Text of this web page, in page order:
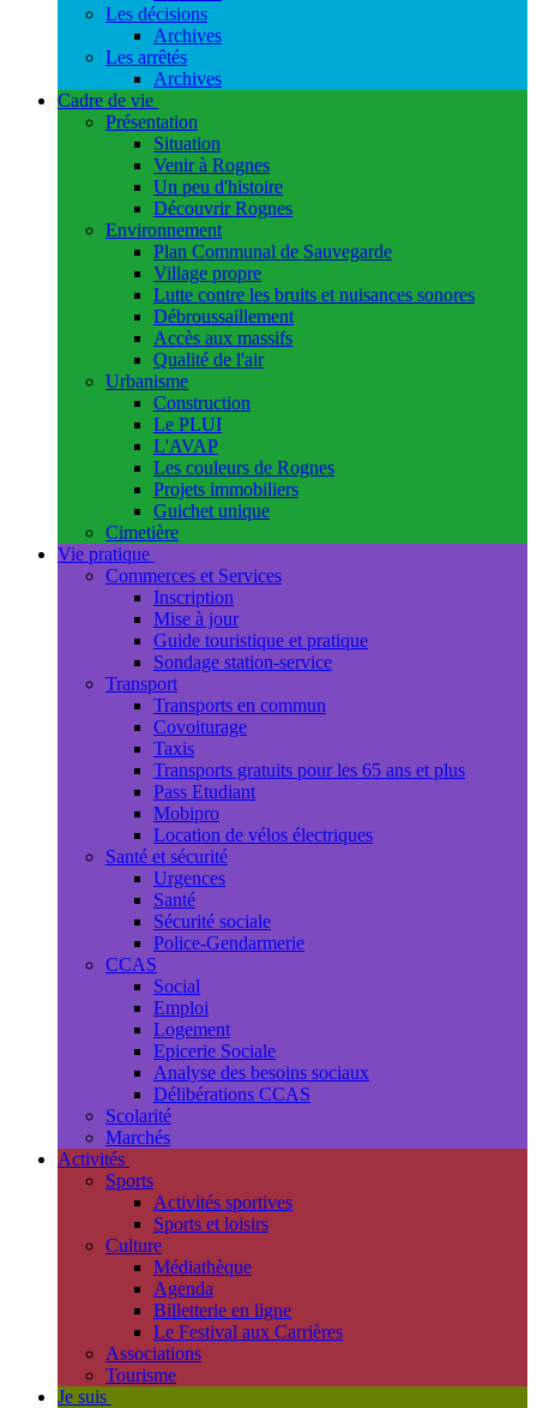
Les décisions
Archives
Les arrêtés
Archives
Cadre de vie
Présentation
Situation
Venir à Rognes
Un peu d'histoire
Découvrir Rognes
Environnement
Plan Communal de Sauvegarde
Village propre
Lutte contre les bruits et nuisances sonores
Débroussaillement
Accès aux massifs
Qualité de l'air
Urbanisme
Construction
Le PLUI
L'AVAP
Les couleurs de Rognes
Projets immobiliers
Guichet unique
Cimetière
Vie pratique
Commerces et Services
Inscription
Mise à jour
Guide touristique et pratique
Sondage station-service
Transport
Transports en commun
Covoiturage
Taxis
Transports gratuits pour les 65 ans et plus
Pass Etudiant
Mobipro
Location de vélos électriques
Santé et sécurité
Urgences
Santé
Sécurité sociale
Police-Gendarmerie
CCAS
Social
Emploi
Logement
Epicerie Sociale
Analyse des besoins sociaux
Délibérations CCAS
Scolarité
Marchés
Activités
Sports
Activités sportives
Sports et loisirs
Culture
Médiathèque
Agenda
Billetterie en ligne
Le Festival aux Carrières
Associations
Tourisme
Je suis